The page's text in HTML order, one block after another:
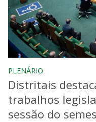
PLENÁRIO
Distritais
trabalhos
sessão do